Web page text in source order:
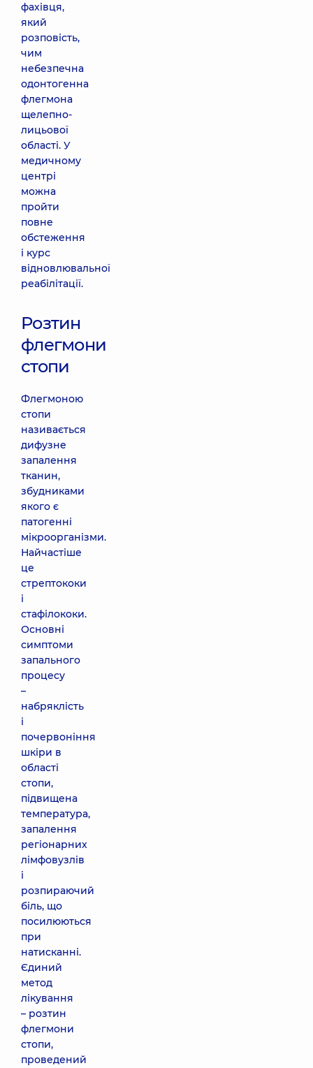
фахівця,
який
розповість,
чим
небезпечна
одонтогенна
флегмона
щелепно-
лицьової
області. У
медичному
центрі
можна
пройти
повне
обстеження
і курс
відновлювальної
реабілітації.
Розтин
флегмони
стопи
Флегмоною
стопи
називається
дифузне
запалення
тканин,
збудниками
якого є
патогенні
мікроорганізми.
Найчастіше
це
стрептококи
і
стафілококи.
Основні
симптоми
запального
процесу
–
набряклість
і
почервоніння
шкіри в
області
стопи,
підвищена
температура,
запалення
регіонарних
лімфовузлів
і
розпираючий
біль, що
посилюються
при
натисканні.
Єдиний
метод
лікування
– розтин
флегмони
стопи,
проведений